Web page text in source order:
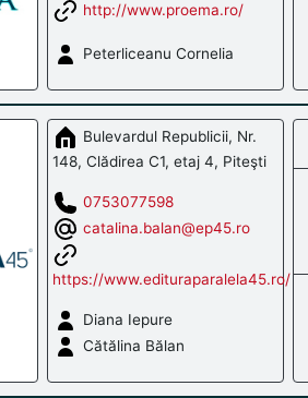
http://www.proema.ro/
Peterliceanu Cornelia
Bulevardul Republicii, Nr.
148, Clădirea C1, etaj 4, Piteşti
0753077598
catalina.balan@ep45.ro
https://www.edituraparalela45.ro/
Diana Iepure
Cătălina Bălan